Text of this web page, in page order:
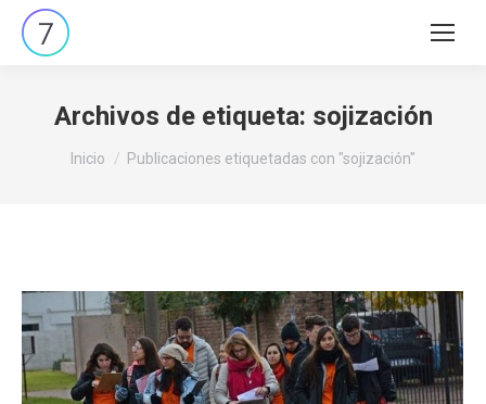
Buscar:
Archivos de etiqueta: sojización
Estás aquí:
Inicio Publicaciones etiquetadas con "sojización"